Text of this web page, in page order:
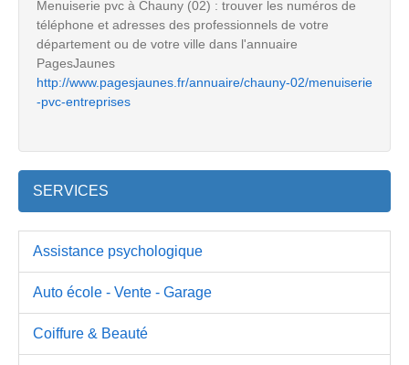
Menuiserie pvc à Chauny (02) : trouver les numéros de
téléphone et adresses des professionnels de votre
département ou de votre ville dans l'annuaire
PagesJaunes
http://www.pagesjaunes.fr/annuaire/chauny-02/menuiserie
-pvc-entreprises
SERVICES
Assistance psychologique
Auto école - Vente - Garage
Coiffure & Beauté